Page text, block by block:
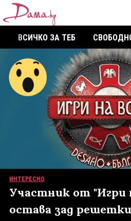
ВСИЧКО ЗА ТЕБ
ИНТЕРЕСНО
Участник от "Игри
остава зад